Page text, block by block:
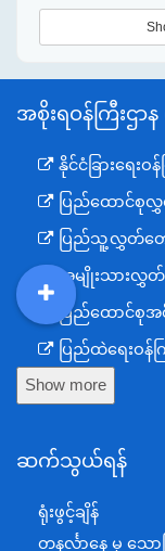
အစိုးရဝန်ကြီးဌာ
နိုင်ငံခြားရေးဝ
ပြည်ထောင်စု
ပြည်သူ့လွှတ်တ
အမျိုးသားလွှ
ပြည်ထောင်စုအ
ပြည်ထဲရေးဝန်က
ကာကွယ်ရေးဝန်က
စီမံကိန်း၊ဘဏ္ဍာ
ရင်းနှီးမြှုပ်နှံမှု
အပြည်ပြည်ဆိုင်ရ
Show more
ဆက်သွယ်ရန်
ရုံးဖွင့်ချိန်
တနင်္လာနေ့ မှ သေ
DDM